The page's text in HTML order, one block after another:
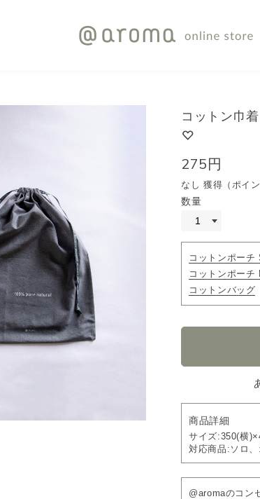
コットン巾
275円
なし 獲得（ポイ
数量
コットンポーチ
コットンポーチ
コットンバッグ
商品詳細
サイズ:350(横
対応商品:ソロ
@aromaのコン